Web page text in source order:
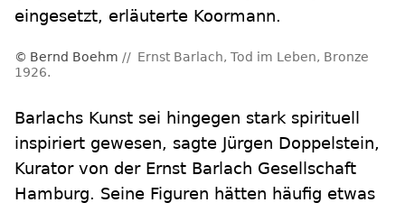
eingesetzt, erläuterte Koormann.
Bernd Boehm
Ernst Barlach, Tod im Leben, Bronze
1926.
Barlachs Kunst sei hingegen stark spirituell
inspiriert gewesen, sagte Jürgen Doppelstein,
Kurator von der Ernst Barlach Gesellschaft
Hamburg. Seine Figuren hätten häufig etwas